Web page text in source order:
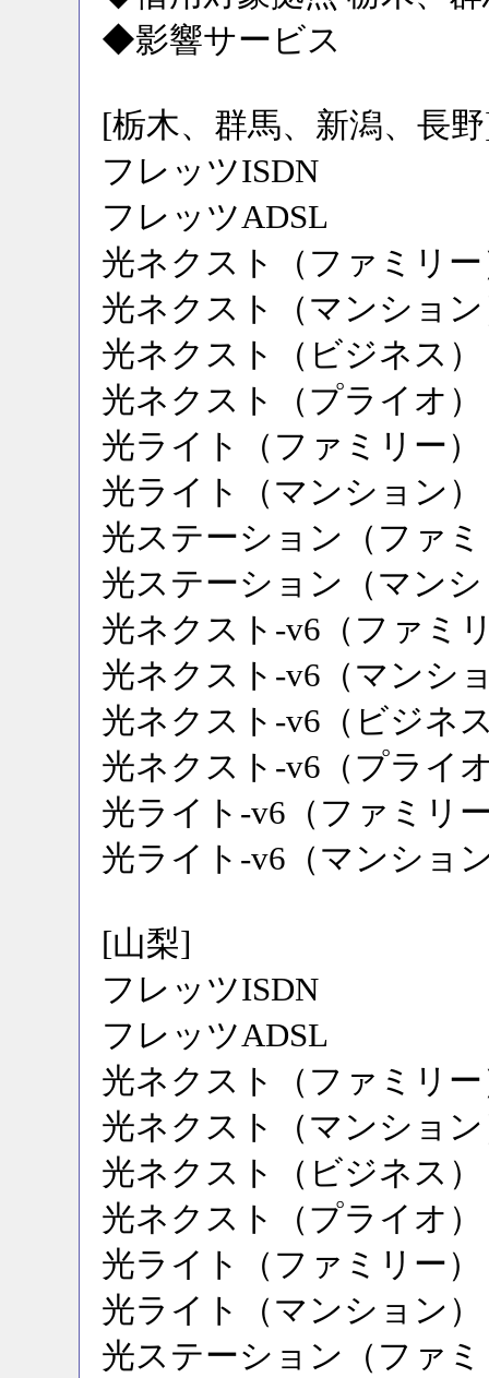
◆影響サービス
[栃木、群馬、新潟、長
フレッツISDN
フレッツADSL
光ネクスト（ファミリ
光ネクスト（マンショ
光ネクスト（ビジネス）
光ネクスト（プライオ）
光ライト（ファミリー）
光ライト（マンション）
光ステーション（ファ
光ステーション（マン
光ネクスト-v6（ファミ
光ネクスト-v6（マンシ
光ネクスト-v6（ビジネ
光ネクスト-v6（プライ
光ライト-v6（ファミリ
光ライト-v6（マンショ
[山梨]
フレッツISDN
フレッツADSL
光ネクスト（ファミリ
光ネクスト（マンショ
光ネクスト（ビジネス）
光ネクスト（プライオ）
光ライト（ファミリー）
光ライト（マンション）
光ステーション（ファ